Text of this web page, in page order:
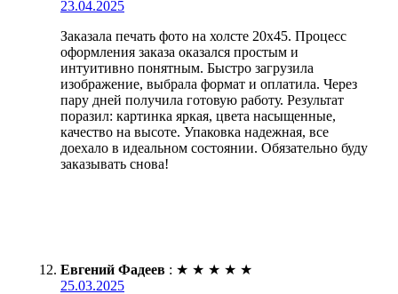
23.04.2025
Заказала печать фото на холсте 20х45. Процесс
оформления заказа оказался простым и
интуитивно понятным. Быстро загрузила
изображение, выбрала формат и оплатила. Через
пару дней получила готовую работу. Результат
поразил: картинка яркая, цвета насыщенные,
качество на высоте. Упаковка надежная, все
доехало в идеальном состоянии. Обязательно буду
заказывать снова!
Евгений Фадеев : ★ ★ ★ ★ ★
25.03.2025